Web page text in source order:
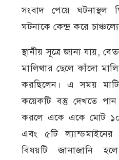
সংবাদ পেয়ে ঘটনাস্থল
ঘটনাকে কেন্দ্র করে
স্থানীয় সূত্রে জানা যায়,
মালিথার ছেলে কাঁদো
করছিলেন। এ সময়
কয়েকটি বস্তু দেখতে
করলে একে একে মোট
এবং ৫টি
বিষয়টি জানাজানি